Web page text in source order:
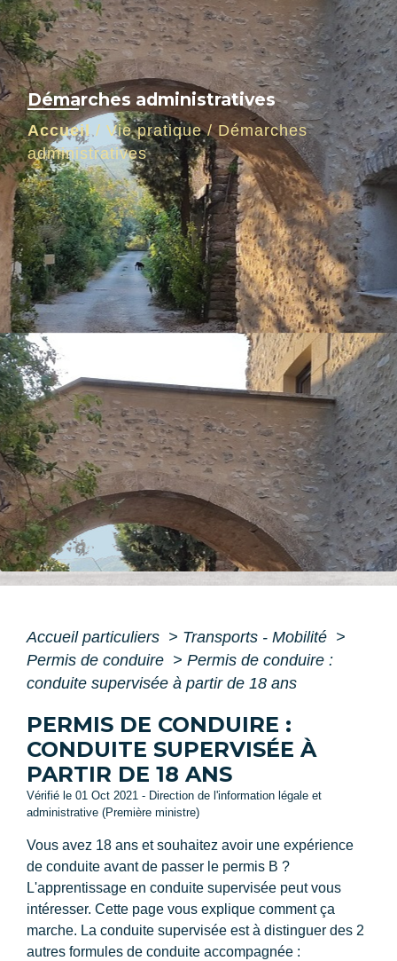
Démarches administratives
Accueil/ Vie pratique/Démarches
administratives
Accueil particuliers > Transports - Mobilité >
Permis de conduire > Permis de conduire :
conduite supervisée à partir de 18 ans
PERMIS DE CONDUIRE :
CONDUITE SUPERVISÉE À
PARTIR DE 18 ANS
Vérifié le 01 Oct 2021 - Direction de l'information légale et
administrative (Première ministre)
Vous avez 18 ans et souhaitez avoir une expérience
de conduite avant de passer le permis B ?
L'apprentissage en conduite supervisée peut vous
intéresser. Cette page vous explique comment ça
marche. La conduite supervisée est à distinguer des 2
autres formules de conduite accompagnée :